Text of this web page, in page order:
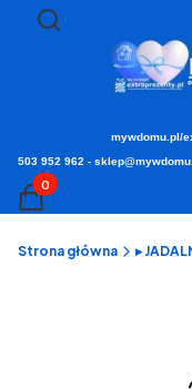
Otwórz wyszukiwarkę
Szukaj
mywdomu.pl/
503 952 962 -
Produkty w koszyku:
Koszyk
Strona główna ▸